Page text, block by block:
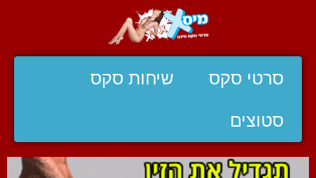
סרטי סקס שיחות סקס
סטוצים